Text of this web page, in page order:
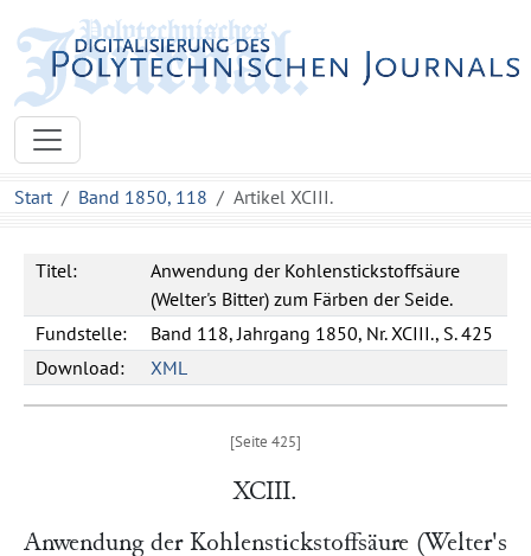
Start Band 1850, 118 Artikel XCIII.
Titel:
Anwendung der Kohlenstickstoffsäure
(Welter's Bitter) zum Färben der Seide.
Fundstelle:
Band 118, Jahrgang 1850, Nr. XCIII., S. 425
Download:
XML
XCIII.
Anwendung der Kohlenstickstoffsäure (Welter's